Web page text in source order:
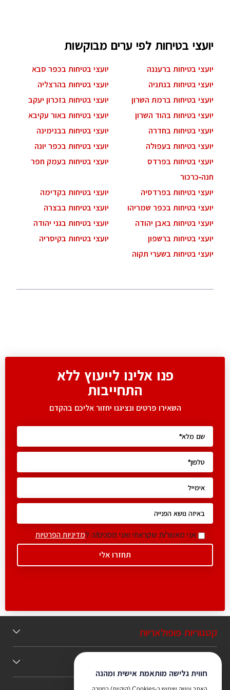
יועצי בטיחות לפי ערים מבוקשות
יועצי בטיחות ברעננה
יועצי בטיחות בכפר סבא
יועצי בטיחות בנתניה
יועצי בטיחות בהרצליה
יועצי בטיחות ברמת השרון
יועצי בטיחות בזכרון יעקב
יועצי בטיחות בהוד השרון
יועצי בטיחות באור עקיבא
יועצי בטיחות בחדרה
יועצי בטיחות בבנימינה
יועצי בטיחות בעפולה
יועצי בטיחות בכפר יונה
יועצי בטיחות בפרדס
חנה-כרכור
יועצי בטיחות בעמק חפר
יועצי בטיחות בפרדסיה
יועצי בטיחות בקדימה
יועצי בטיחות בכפר שמריהו
יועצי בטיחות בבצרה
יועצי בטיחות באבן יהודה
יועצי בטיחות בגני יהודה
יועצי בטיחות ברשפון
יועצי בטיחות בקיסריה
יועצי בטיחות בשערי תקוה
פנו אלינו לייעוץ ללא
התחייבות
השאירו פרטים ונציגנו יחזור אליכם בהקדם
אני מאשר/ת שקראתי ואני מסכים/ה למדיניות הפרטיות
חווית גלישה מותאמת אישית ומהנה
קטגוריות פופולאריות